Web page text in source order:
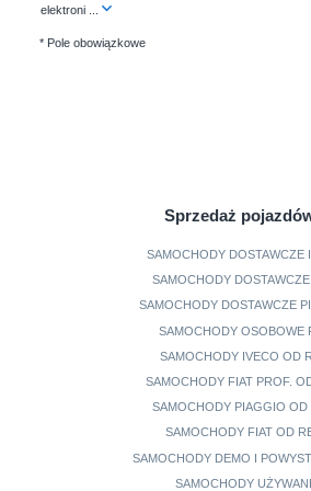
elektroni
* Pole obowiązkowe
Sprzedaż
SAMOCHODY DOSTAWCZE
SAMOCHODY
SAMOCHODY DOSTAWCZE
SAMOCHODY OSOBOWE
SAMOCHODY IVECO OD
SAMOCHODY FIAT PROF.
SAMOCHODY PIAGGIO OD
SAMOCHODY FIAT OD
SAMOCHODY DEMO I
SAMOCHODY